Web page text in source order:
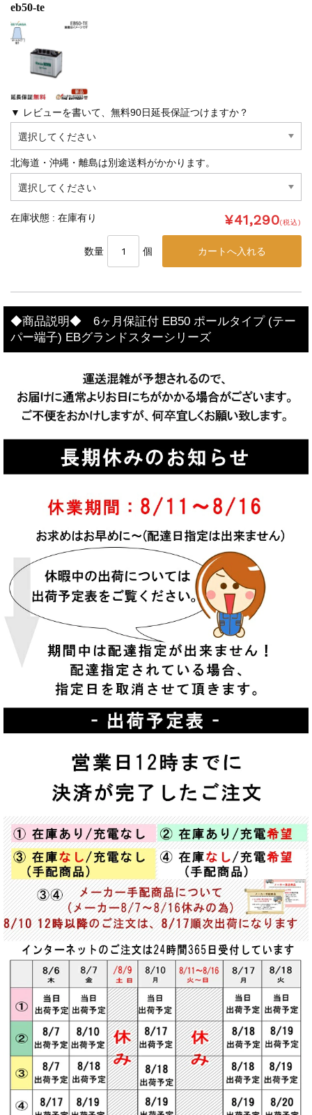
eb50-te
▼ レビューを書いて、無料90日延長保証つけますか？
北海道・沖縄・離島は別途送料がかかります。
在庫状態 : 在庫有り ¥41,290(税込)
数量 個
◆商品説明◆ 6ヶ月保証付 EB50 ポールタイプ (テー
パー端子) EBグランドスターシリーズ